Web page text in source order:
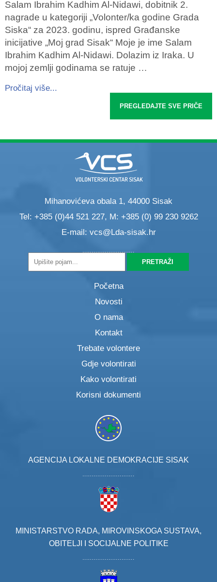
Salam Ibrahim Kadhim Al-Nidawi, dobitnik 2.
nagrade u kategoriji „Volonter/ka godine Grada
Siska“ za 2023. godinu, ispred Građanske
inicijative „Moj grad Sisak“ Moje je ime Salam
Ibrahim Kadhim Al-Nidawi. Dolazim iz Iraka. U
mojoj zemlji godinama se ratuje …
Pročitaj više...
PREGLEDAJTE SVE PRIČE
Mihanovićeva obala 1, 44000 Sisak
Tel: +385 (0)44 521 227, M: +385 (0) 99 230 9262
E-mail: vcs@Lda-sisak.hr
Početna
Novosti
O nama
Kontakt
Trebate volontere
Gdje volontirati
Kako volontirati
Korisni dokumenti
AGENCIJA LOKALNE DEMOKRACIJE SISAK
MINISTARSTVO RADA, MIROVINSKOGA SUSTAVA,
OBITELJI I SOCIJALNE POLITIKE